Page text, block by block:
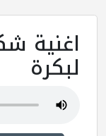
اغنية
لبكرة